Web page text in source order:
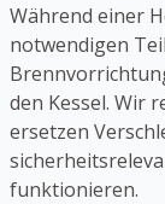
Während einer
notwendigen
den Kessel. Wir
ersetzen
funktionieren.